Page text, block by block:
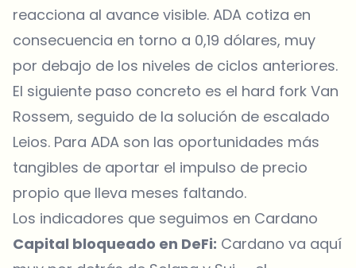
reacciona al avance visible. ADA cotiza en
consecuencia en torno a 0,19 dólares, muy
por debajo de los niveles de ciclos anteriores.
El siguiente paso concreto es el hard fork Van
Rossem, seguido de la solución de escalado
Leios. Para ADA son las oportunidades más
tangibles de aportar el impulso de precio
propio que lleva meses faltando.
Los indicadores que seguimos en Cardano
Capital bloqueado en DeFi: Cardano va aquí